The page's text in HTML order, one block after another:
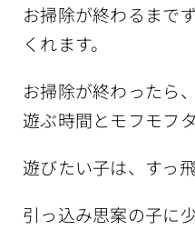
お掃除が終わるまで
くれます。
お掃除が終わったら
遊ぶ時間とモフモフ
遊びたい子は、すっ
引っ込み思案の子に